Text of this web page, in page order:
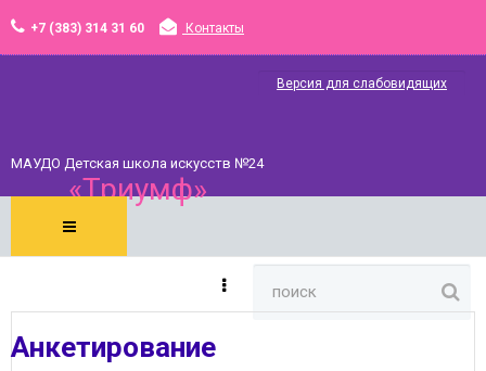
+7 (383) 314 31 60 Контакты
МАУДО Детская школа искусств №24
«Триумф»
Анкетирование